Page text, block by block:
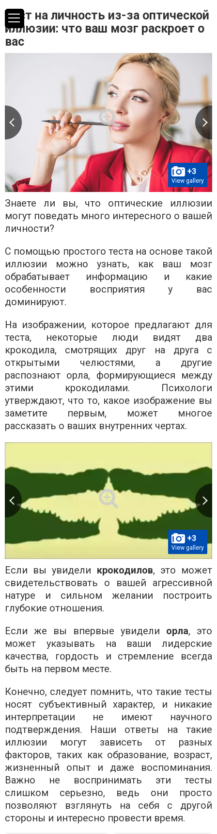
Тест на личность из-за оптической
иллюзии: что ваш мозг раскроет о
вас
+3
View gallery
Знаете ли вы, что оптические иллюзии
могут поведать много интересного о вашей
личности?
С помощью простого теста на основе такой
иллюзии можно узнать, как ваш мозг
обрабатывает информацию и какие
особенности восприятия у вас
доминируют.
На изображении, которое предлагают для
теста, некоторые люди видят два
крокодила, смотрящих друг на друга с
открытыми челюстями, а другие
распознают орла, формирующиеся между
этими крокодилами. Психологи
утверждают, что то, какое изображение вы
заметите первым, может многое
рассказать о ваших внутренних чертах.
+3
View gallery
Если вы увидели крокодилов, это может
свидетельствовать о вашей агрессивной
натуре и сильном желании построить
глубокие отношения.
Если же вы впервые увидели орла, это
может указывать на ваши лидерские
качества, гордость и стремление всегда
быть на первом месте.
Конечно, следует помнить, что такие тесты
носят субъективный характер, и никакие
интерпретации не имеют научного
подтверждения. Наши ответы на такие
иллюзии могут зависеть от разных
факторов, таких как образование, возраст,
жизненный опыт и даже воспоминания.
Важно не воспринимать эти тесты
слишком серьезно, ведь они просто
позволяют взглянуть на себя с другой
стороны и интересно провести время.